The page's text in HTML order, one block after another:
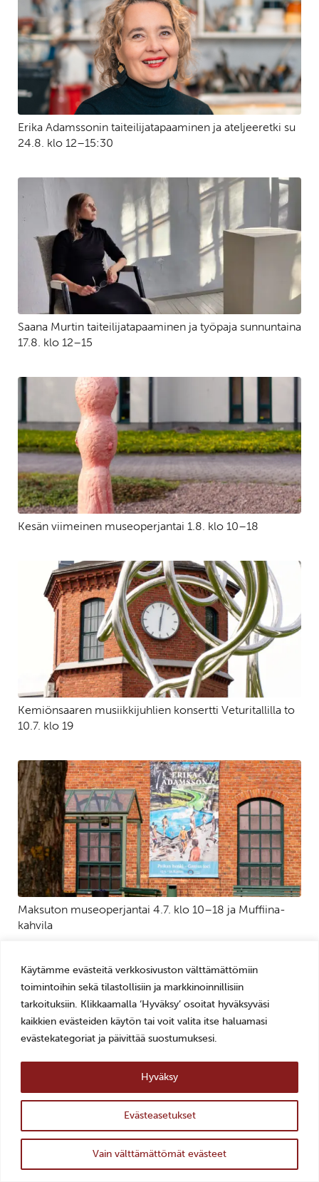
Käytämme evästeitä verkkosivuston välttämättömiin
toimintoihin sekä tilastollisiin ja markkinoinnillisiin
tarkoituksiin. Klikkaamalla ‘Hyväksy’ osoitat hyväksyväsi
kaikkien evästeiden käytön tai voit valita itse haluamasi
evästekategoriat ja päivittää suostumuksesi.
Evästeasetukset
Vain välttämättömät evästeet
Hyväksy
Erika Adamssonin taiteilijatapaaminen ja ateljeeretki su
24.8. klo 12–15:30
Saana Murtin taiteilijatapaaminen ja työpaja sunnuntaina
17.8. klo 12–15
Kesän viimeinen museoperjantai 1.8. klo 10–18
Kemiönsaaren musiikkijuhlien konsertti Veturitallilla to
10.7. klo 19
Maksuton museoperjantai 4.7. klo 10–18 ja Muffiina-
kahvila
Veturitalli juhannuksena suljettu
ylös